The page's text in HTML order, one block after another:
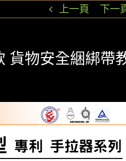
上一頁 下一
貨物安全綑綁帶